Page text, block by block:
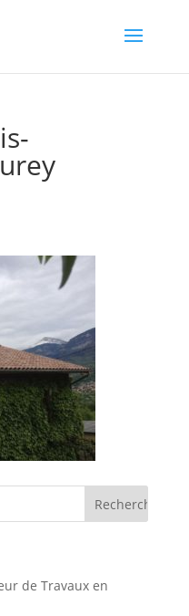
de Travaux en